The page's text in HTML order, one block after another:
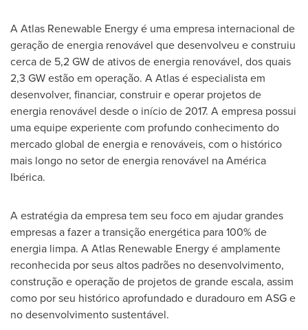
A Atlas Renewable Energy é uma empresa internacional de
geração de energia renovável que desenvolveu e construiu
cerca de 5,2 GW de ativos de energia renovável, dos quais
2,3 GW estão em operação. A Atlas é especialista em
desenvolver, financiar, construir e operar projetos de
energia renovável desde o início de 2017. A empresa possui
uma equipe experiente com profundo conhecimento do
mercado global de energia e renováveis, com o histórico
mais longo no setor de energia renovável na América
Ibérica.
A estratégia da empresa tem seu foco em ajudar grandes
empresas a fazer a transição energética para 100% de
energia limpa. A Atlas Renewable Energy é amplamente
reconhecida por seus altos padrões no desenvolvimento,
construção e operação de projetos de grande escala, assim
como por seu histórico aprofundado e duradouro em ASG e
no desenvolvimento sustentável.